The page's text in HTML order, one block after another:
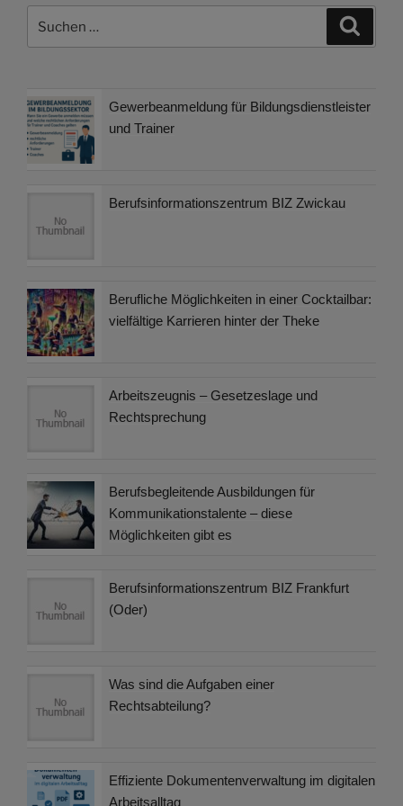
nach:
Gewerbeanmeldung für Bildungsdienstleister
und Trainer
Berufsinformationszentrum BIZ Zwickau
Berufliche Möglichkeiten in einer Cocktailbar:
vielfältige Karrieren hinter der Theke
Arbeitszeugnis – Gesetzeslage und
Rechtsprechung
Berufsbegleitende Ausbildungen für
Kommunikationstalente – diese
Möglichkeiten gibt es
Berufsinformationszentrum BIZ Frankfurt
(Oder)
Was sind die Aufgaben einer
Rechtsabteilung?
Effiziente Dokumentenverwaltung im digitalen
Arbeitsalltag